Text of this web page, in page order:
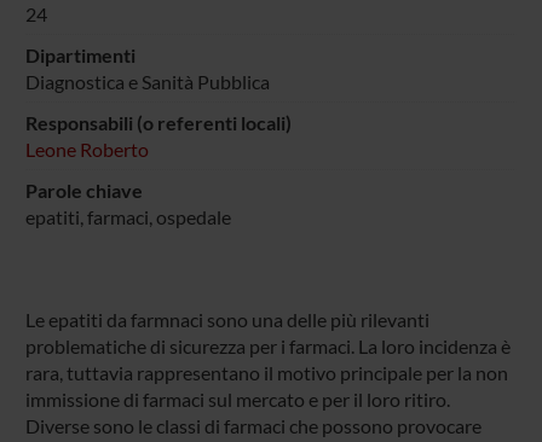
24
Dipartimenti
Diagnostica e Sanità Pubblica
Responsabili (o referenti locali)
Leone Roberto
Parole chiave
epatiti, farmaci, ospedale
Le epatiti da farmnaci sono una delle più rilevanti
problematiche di sicurezza per i farmaci. La loro incidenza è
rara, tuttavia rappresentano il motivo principale per la non
immissione di farmaci sul mercato e per il loro ritiro.
Diverse sono le classi di farmaci che possono provocare